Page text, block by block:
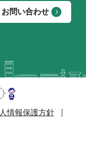
お問い合わせ
情報保護方針